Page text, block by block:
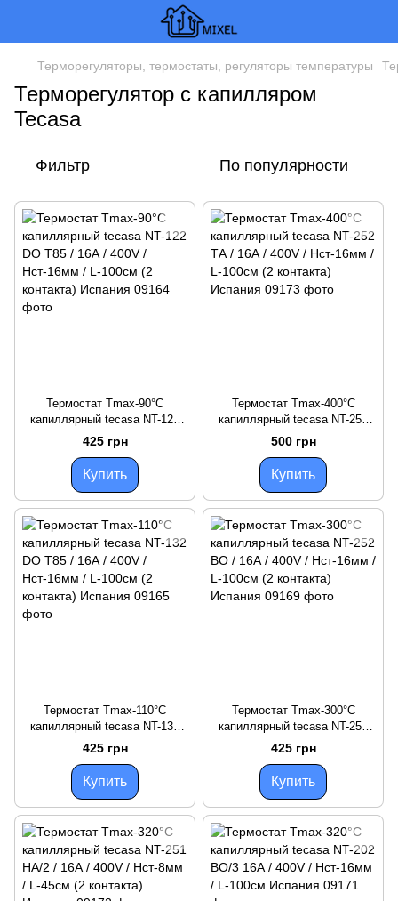
Терморегуляторы, термостаты, регуляторы температуры
Терморегулятор с капилляром
Tecasa
Фильтр По популярности
Термостат Tmax-90°C
капиллярный tecasa NT-122
DO Т85 / 16А / 400V /
Hст-16мм / L-100см (2
контакта) Испания
425 грн
Купить
Термостат Tmax-400°C
капиллярный tecasa NT-252
ТА / 16А / 400V / Hст-16мм /
L-100см (2 контакта) Испания
500 грн
Купить
Термостат Tmax-110°C
капиллярный tecasa NT-132
DO Т85 / 16А / 400V /
Hст-16мм / L-100см (2
контакта) Испания
425 грн
Купить
Термостат Tmax-300°C
капиллярный tecasa NT-252
ВО / 16А / 400V / Hст-16мм /
L-100см (2 контакта) Испания
425 грн
Купить